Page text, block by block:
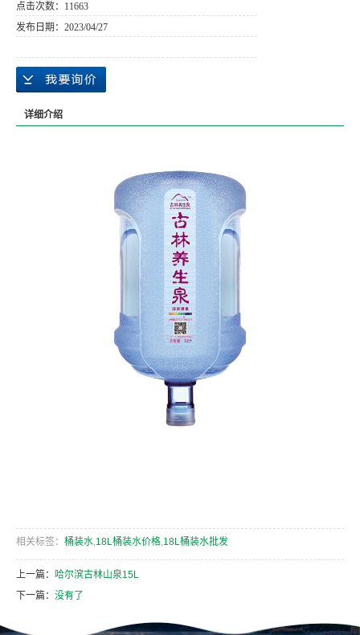
点击次数： 11663
发布日期： 2023/04/27
详细介绍
相关标签： 桶装水,18L桶装水价格,18L桶装水批发
上一篇： 哈尔滨古林山泉15L
下一篇： 没有了